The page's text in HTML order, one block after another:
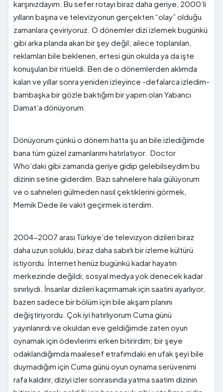
karşınızdayım. Bu sefer rotayı biraz daha geriye, 2000’li
yılların başına ve televizyonun gerçekten “olay” olduğu
zamanlara çeviriyoruz. O dönemler dizi izlemek bugünkü
gibi arka planda akan bir şey değil; ailece toplanılan,
reklamları bile beklenen, ertesi gün okulda ya da işte
konuşulan bir ritüeldi. Ben de o dönemlerden aklımda
kalan ve yıllar sonra yeniden izleyince -defalarca izledim-
bambaşka bir gözle baktığım bir yapım olan Yabancı
Damat’a dönüyorum.
Dönüyorum çünkü o dönem hatta şu an bile izlediğimde
bana tüm güzel zamanlarımı hatırlatıyor. Doctor
Who’daki gibi zamanda geriye gidip gelebilseydim bu
dizinin setine giderdim. Bazı sahnelere hala gülüyorum
ve o sahneleri gülmeden nasıl çektiklerini görmek,
Memik Dede ile vakit geçirmek isterdim.
2004-2007 arası Türkiye’de televizyon dizileri biraz
daha uzun soluklu, biraz daha sabırlı bir izleme kültürü
istiyordu. İnternet henüz bugünkü kadar hayatın
merkezinde değildi; sosyal medya yok denecek kadar
sınırlıydı. İnsanlar dizileri kaçırmamak için saatini ayarlıyor,
bazen sadece bir bölüm için bile akşam planını
değiştiriyordu. Çok iyi hatırlıyorum Cuma günü
yayınlanırdı ve okuldan eve geldiğimde zaten oyun
oynamak için ödevlerimi erken bitirirdim; bir şeye
odaklandığımda maalesef etrafımdaki en ufak şeyi bile
duymadığım için Cuma günü oyun oynama serüvenimi
rafa kaldırır, diziyi izler sonrasında yatma saatim dizinin